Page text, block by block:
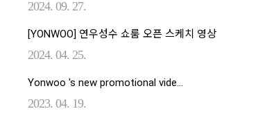
2024. 09. 27.
[YONWOO] 연우성수 쇼룸 오픈 스케치 영상
2024. 04. 25.
Yonwoo 's new promotional vide…
2023. 04. 19.